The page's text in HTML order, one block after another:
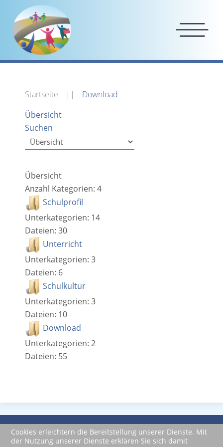
Startseite
Download
Übersicht
Suchen
Übersicht
Anzahl Kategorien: 4
Schulprofil
Unterkategorien: 14
Dateien: 30
Unterricht
Unterkategorien: 3
Dateien: 6
Schulkultur
Unterkategorien: 3
Dateien: 10
Download
Unterkategorien: 2
Dateien: 55
Impressum
Datenschutzerklärung
Cookies erleichtern die Bereitstellung unserer Dienste. Mit
der Nutzung unserer Dienste erklären Sie sich damit